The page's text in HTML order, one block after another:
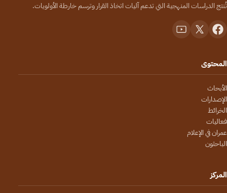
تُنتج الدراسات المنهجية التي تدعم آليات اتخاذ القرار وترسم خارطة الأولويات.
المحتوى
الأبحاث
الإصدارات
الخرائط
فعاليات
عمران في الإعلام
الباحثون
المركز